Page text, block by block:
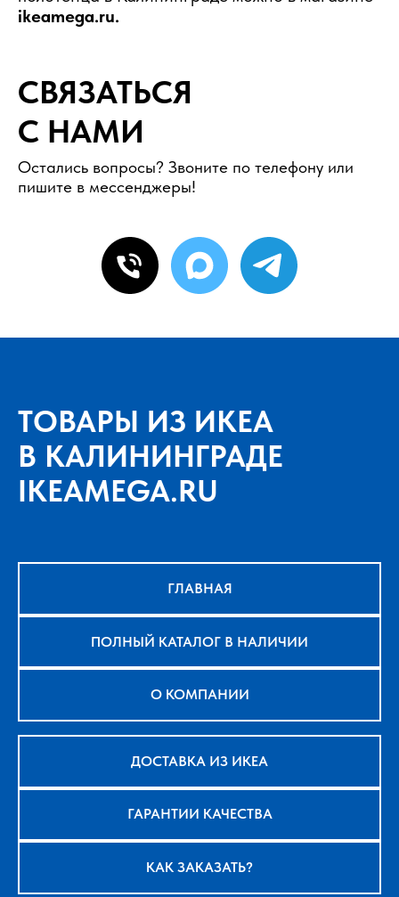
ikeamega.ru.
СВЯЗАТЬСЯ
С НАМИ
Остались вопросы? Звоните по телефону или
пишите в мессенджеры!
ТОВАРЫ ИЗ ИКЕА
В КАЛИНИНГРАДЕ
IKEAMEGA.RU
ГЛАВНАЯ
ПОЛНЫЙ КАТАЛОГ В НАЛИЧИИ
О КОМПАНИИ
ДОСТАВКА ИЗ ИКЕА
ГАРАНТИИ КАЧЕСТВА
КАК ЗАКАЗАТЬ?